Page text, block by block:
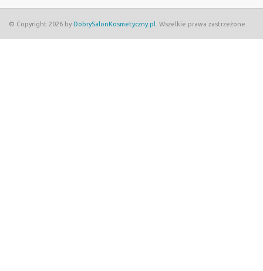
© Copyright 2026 by DobrySalonKosmetyczny.pl . Wszelkie prawa zastrzeżone.